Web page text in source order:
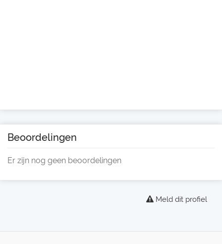
Beoordelingen
Er zijn nog geen beoordelingen
Meld dit profiel